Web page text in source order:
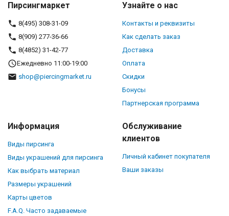
Пирсингмаркет
8(495) 308-31-09
8(909) 277-36-66
8(4852) 31-42-77
Ежедневно 11:00-19:00
shop@piercingmarket.ru
Узнайте о нас
Контакты и реквизиты
Как сделать заказ
Доставка
Оплата
Скидки
Бонусы
Партнерская программа
Информация
Виды пирсинга
Виды украшений для пирсинга
Как выбрать материал
Размеры украшений
Карты цветов
F.A.Q. Часто задаваемые
Обслуживание
клиентов
Личный кабинет покупателя
Ваши заказы